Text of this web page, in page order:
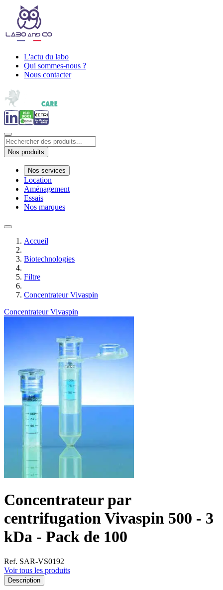
L'actu du labo
Qui sommes-nous ?
Nous contacter
Nos produits
Nos services
Location
Aménagement
Essais
Nos marques
Accueil
Biotechnologies
Filtre
Concentrateur Vivaspin
Concentrateur Vivaspin
Concentrateur par
centrifugation Vivaspin 500 - 3
kDa - Pack de 100
Ref. SAR-VS0192
Voir tous les produits
Description